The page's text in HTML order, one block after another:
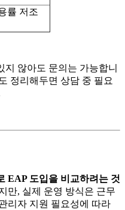
률 저조
않아도 문의는 가능합니
정리해두면 상담 중 필요
EAP 도입을 비교하려는 것
만, 실제 운영 방식은 근무
리자 지원 필요성에 따라